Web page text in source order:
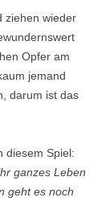
ziehen wieder
Opfer am
jemand
darum ist das
diesem Spiel:
ganzes Leben
geht es noch